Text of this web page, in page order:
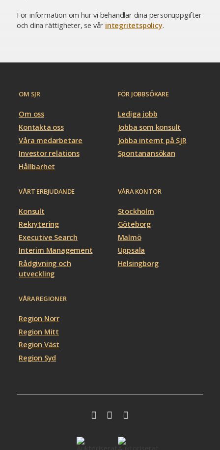
För information om hur vi behandlar dina personuppgifter
och dina rättigheter, se vår integritetspolicy.
OM SJR
Om oss
Kontakta oss
Våra medarbetare
Investor relations
Hållbarhet
FÖR JOBBSÖKARE
Lediga jobb
Jobba som konsult
Jobba internt på SJR
Spontanansökan
VÅRT ERBJUDANDE
Konsult
Rekrytering
Executive Search
Interim Management
Rådgivning och
utveckling
VÅRA KONTOR
Stockholm
Göteborg
Malmö
Uppsala
Helsingborg
VÅRA REGIONER
Region Norr
Region Mitt
Region Väst
Region Syd